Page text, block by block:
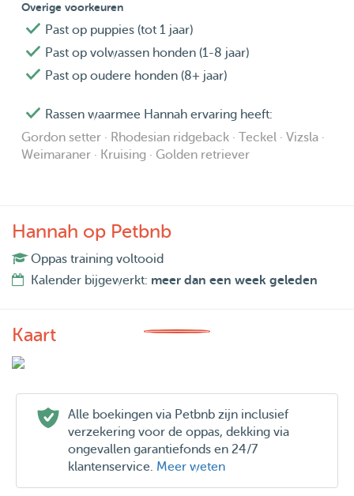
Overige voorkeuren
Past op puppies (tot 1 jaar)
Past op volwassen honden (1-8 jaar)
Past op oudere honden (8+ jaar)
Rassen waarmee Hannah ervaring heeft:
Gordon setter · Rhodesian ridgeback · Teckel · Vizsla ·
Weimaraner · Kruising · Golden retriever
Hannah op Petbnb
Oppas training voltooid
Kalender bijgewerkt: meer dan een week geleden
Kaart
Alle boekingen via Petbnb zijn inclusief
verzekering voor de oppas, dekking via
ongevallen garantiefonds en 24/7
klantenservice. Meer weten